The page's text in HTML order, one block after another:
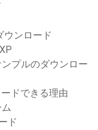
ウンロード
プルのダウンロー
ドできる理由
ド